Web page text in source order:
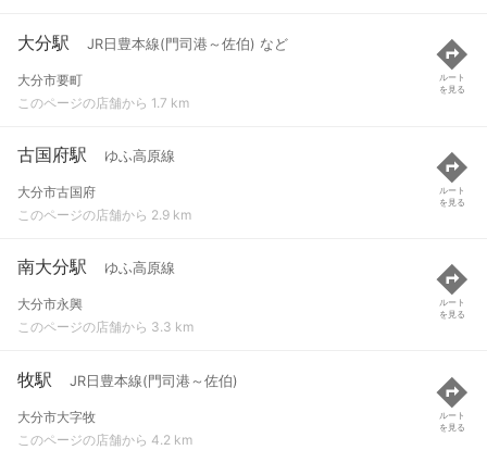
大分駅 JR日豊本線(門司港～佐伯) など
大分市要町
このページの店舗から 1.7 km
ルート
を見る
古国府駅 ゆふ高原線
大分市古国府
このページの店舗から 2.9 km
ルート
を見る
南大分駅 ゆふ高原線
大分市永興
このページの店舗から 3.3 km
ルート
を見る
牧駅 JR日豊本線(門司港～佐伯)
大分市大字牧
このページの店舗から 4.2 km
ルート
を見る